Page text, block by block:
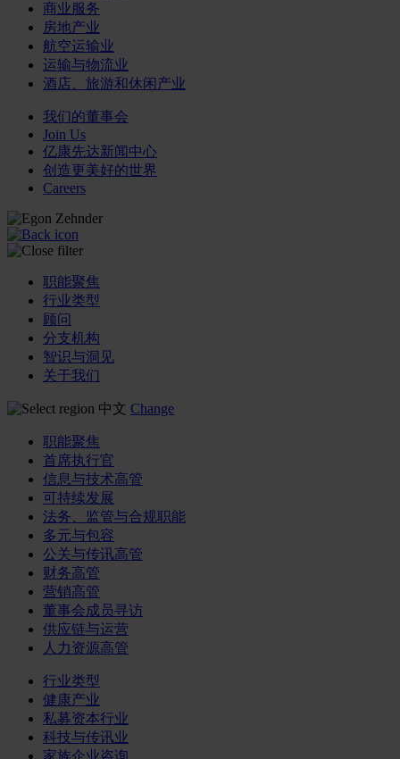
商业服务
房地产业
航空运输业
运输与物流业
酒店、旅游和休闲产业
我们的董事会
Join Us
亿康先达新闻中心
创造更美好的世界
Careers
职能聚焦
行业类型
顾问
分支机构
智识与洞见
关于我们
中文 Change
职能聚焦
首席执行官
信息与技术高管
可持续发展
法务、监管与合规职能
多元与包容
公关与传讯高管
财务高管
营销高管
董事会成员寻访
供应链与运营
人力资源高管
行业类型
健康产业
私募资本行业
科技与传讯业
家族企业咨询